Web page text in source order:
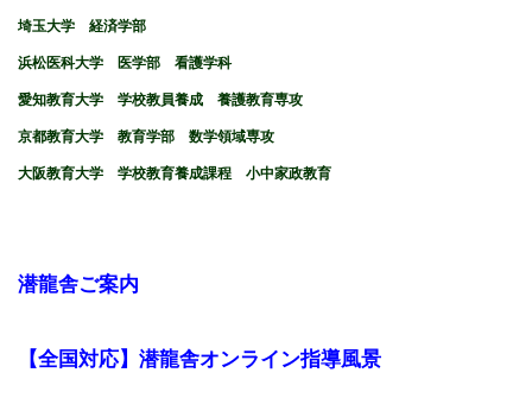
埼玉大学 経済学部
浜松医科大学 医学部 看護学科
愛知教育大学 学校教員養成 養護教育専攻
京都教育大学 教育学部 数学領域専攻
大阪教育大学 学校教育養成課程 小中家政教育
潜龍舎ご案内
【全国対応】潜龍舎オンライン指導風景